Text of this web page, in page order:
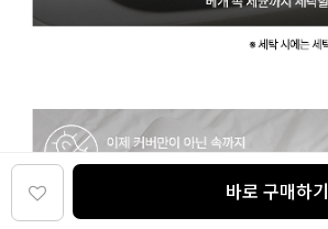
바로 구매하기